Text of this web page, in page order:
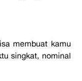
membuat kamu
singkat, nominal